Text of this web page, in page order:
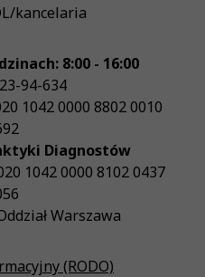
kancelaria
8:00 - 16:00
94-634
1042 0000 8802 0010
Diagnostów
1042 0000 8102 0437
Warszawa
(RODO)